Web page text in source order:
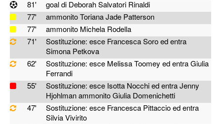
81'
goal di Deborah Salvatori Rinaldi
77'
ammonito Toriana Jade Patterson
77'
ammonito Michela Rodella
71'
Sostituzione: esce Francesca Soro ed entra
Simona Petkova
62'
Sostituzione: esce Melissa Toomey ed entra Giulia
Ferrandi
55'
Sostituzione: esce Isotta Nocchi ed entra Jenny
Hjohlman ammonito Giulia Domenichetti
47'
Sostituzione: esce Francesca Pittaccio ed entra
Silvia Vivirito